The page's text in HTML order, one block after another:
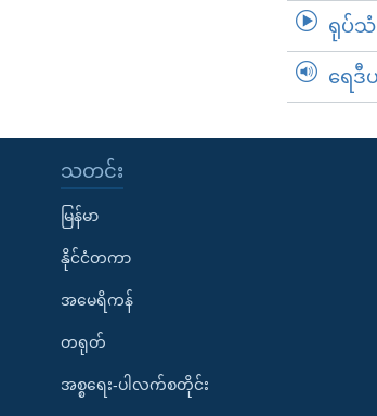
ရုပ်သံ
ရေဒီ
သတင်း
မြန်မာ
နိုင်ငံတကာ
အမေရိကန်
တရုတ်
အစ္စရေး-ပါလက်စတိုင်း